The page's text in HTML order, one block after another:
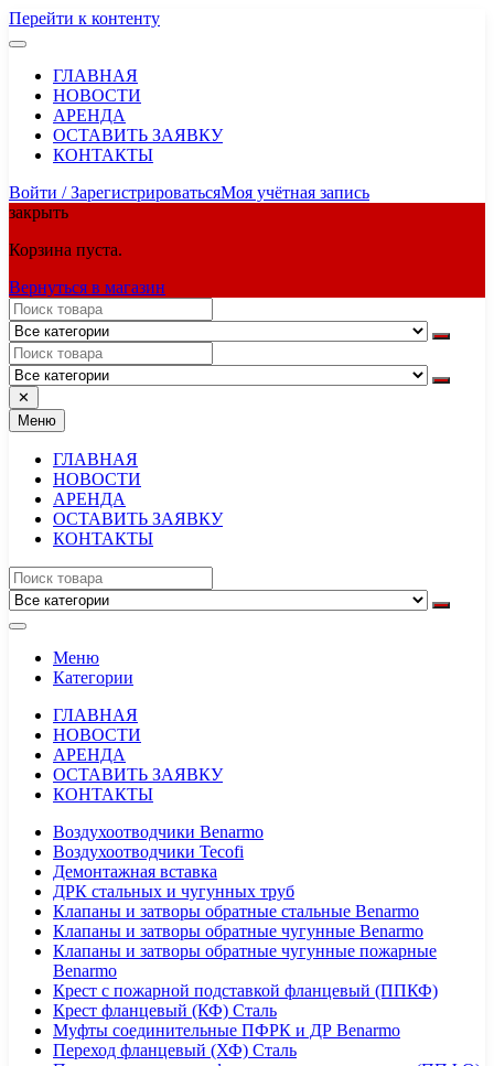
Перейти к контенту
ГЛАВНАЯ
НОВОСТИ
АРЕНДА
ОСТАВИТЬ ЗАЯВКУ
КОНТАКТЫ
Войти / ЗарегистрироватьсяМоя учётная запись
закрыть
Корзина пуста.
Вернуться в магазин
✕
Меню
ГЛАВНАЯ
НОВОСТИ
АРЕНДА
ОСТАВИТЬ ЗАЯВКУ
КОНТАКТЫ
Меню
Категории
ГЛАВНАЯ
НОВОСТИ
АРЕНДА
ОСТАВИТЬ ЗАЯВКУ
КОНТАКТЫ
Воздухоотводчики Benarmo
Воздухоотводчики Tecofi
Демонтажная вставка
ДРК стальных и чугунных труб
Клапаны и затворы обратные стальные Benarmo
Клапаны и затворы обратные чугунные Benarmo
Клапаны и затворы обратные чугунные пожарные
Benarmo
Крест с пожарной подставкой фланцевый (ППКФ)
Крест фланцевый (КФ) Сталь
Муфты соединительные ПФРК и ДР Benarmo
Переход фланцевый (ХФ) Сталь